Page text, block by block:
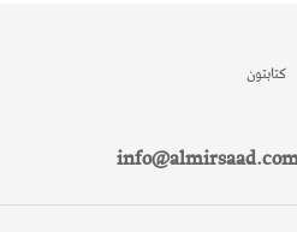
کتابتون